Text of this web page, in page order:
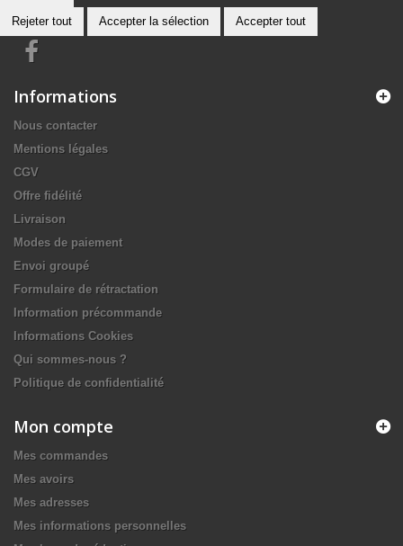
Rejeter tout Accepter la sélection Accepter tout
Informations
Nous contacter
Mentions légales
CGV
Offre fidélité
Livraison
Modes de paiement
Envoi groupé
Formulaire de rétractation
Information précommande
Informations Cookies
Qui sommes-nous ?
Politique de confidentialité
Mon compte
Mes commandes
Mes avoirs
Mes adresses
Mes informations personnelles